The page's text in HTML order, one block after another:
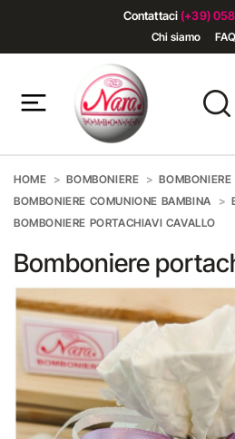
Contattaci (+39)
Chi siamo
HOME BOMBONIERE
BOMBONIERE COMUNIONE BAMBINA
BOMBONIERE PORTACHIAVI CAVALLO
Bomboniere